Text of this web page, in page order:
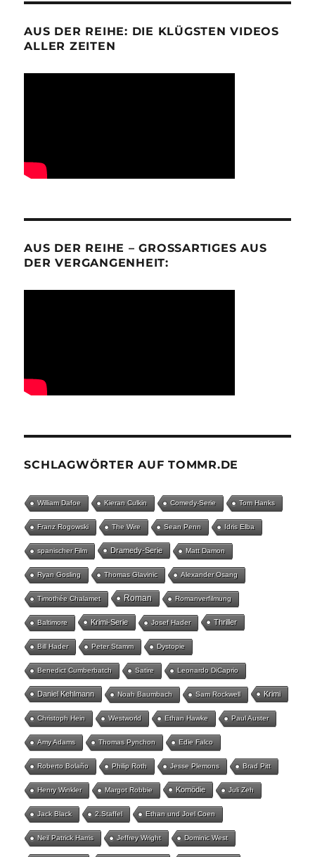
AUS DER REIHE: DIE KLÜGSTEN VIDEOS
ALLER ZEITEN
AUS DER REIHE – GROSSARTIGES AUS D
ER VERGANGENHEIT:
SCHLAGWÖRTER AUF TOMMR.DE
William Dafoe Kieran Culkin Comedy-Serie Tom Hanks
Franz Rogowski The Wire Sean Penn Idris Elba
spanischer Film Dramedy-Serie Matt Damon
Ryan Gosling Thomas Glavinic Alexander Osang
Timothée Chalamet Roman Romanverfilmung
Baltimore Krimi-Serie Josef Hader Thriller
Bill Hader Peter Stamm Dystopie
Benedict Cumberbatch Satire Leonardo DiCaprio
Daniel Kehlmann Noah Baumbach Sam Rockwell Krimi
Christoph Hein Westworld Ethan Hawke Paul Auster
Amy Adams Thomas Pynchon Edie Falco
Roberto Bolaño Philip Roth Jesse Plemons Brad Pitt
Henry Winkler Margot Robbie Komödie Juli Zeh
Jack Black 2.Staffel Ethan und Joel Coen
Neil Patrick Harris Jeffrey Wright Dominic West